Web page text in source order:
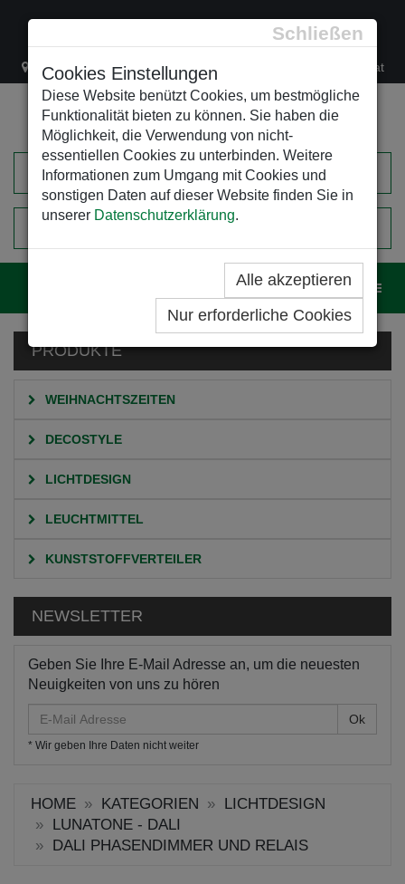
Schließen
Cookies Einstellungen
Diese Website benützt Cookies, um bestmögliche
Funktionalität bieten zu können. Sie haben die
Möglichkeit, die Verwendung von nicht-
essentiellen Cookies zu unterbinden. Weitere
Informationen zum Umgang mit Cookies und
sonstigen Daten auf dieser Website finden Sie in
unserer Datenschutzerklärung.
Alle akzeptieren
Nur erforderliche Cookies
Lacknergasse 78 +43/1/470 37 00 office@leso.at
EINKAUFSWAGEN
PRODUKTE
WEIHNACHTSZEITEN
DECOSTYLE
LICHTDESIGN
LEUCHTMITTEL
KUNSTSTOFFVERTEILER
NEWSLETTER
Geben Sie Ihre E-Mail Adresse an, um die neuesten
Neuigkeiten von uns zu hören
Mail
Adresse
* Wir geben Ihre Daten nicht weiter
HOME KATEGORIEN
LICHTDESIGN
LUNATONE - DALI
DALI PHASENDIMMER UND RELAIS